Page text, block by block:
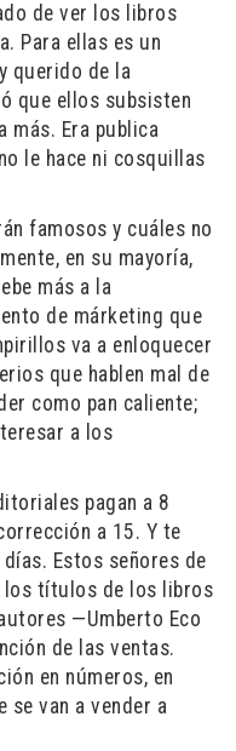
de ver los libros
Para ellas es un
querido de la
que ellos subsisten
más. Era publica
le hace ni cosquillas
famosos y cuáles no
en su mayoría,
más a la
de márketing que
va a enloquecer
que hablen mal de
como pan caliente;
a los
pagan a 8
a 15. Y te
Estos señores de
los títulos de los libros
—Umberto Eco
de las ventas.
en números, en
van a vender a